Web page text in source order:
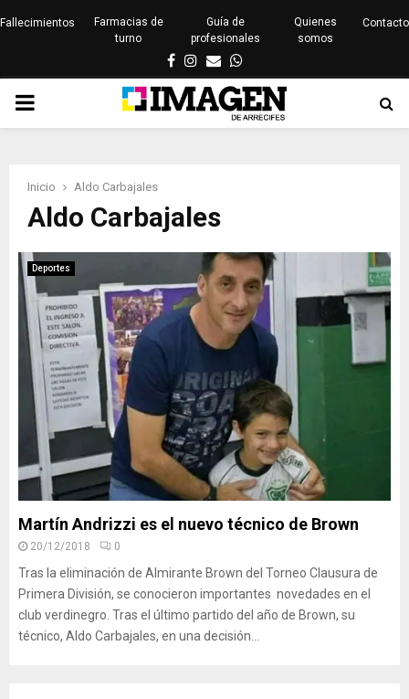
Fallecimientos
Farmacias de
turno
Guía de
profesionales
Quienes
somos
Contacto
Facebook
Instagram
EmailWhatsapp
PRIMARY
Inicio Aldo Carbajales
Aldo Carbajales
Deportes
Martín Andrizzi es el nuevo técnico de Brown
20/12/2018 0
Tras la eliminación de Almirante Brown del Torneo Clausura de
Primera División, se conocieron importantes novedades en el
club verdinegro. Tras el último partido del año de Brown, su
técnico, Aldo Carbajales, en una decisión...